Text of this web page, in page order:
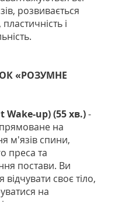
розвивається
пластичність і
«РОЗУМНЕ
Wake-up) (55 хв.)-
на
м'язів спини,
преса та
постави. Ви
відчувати своє тіло,
на